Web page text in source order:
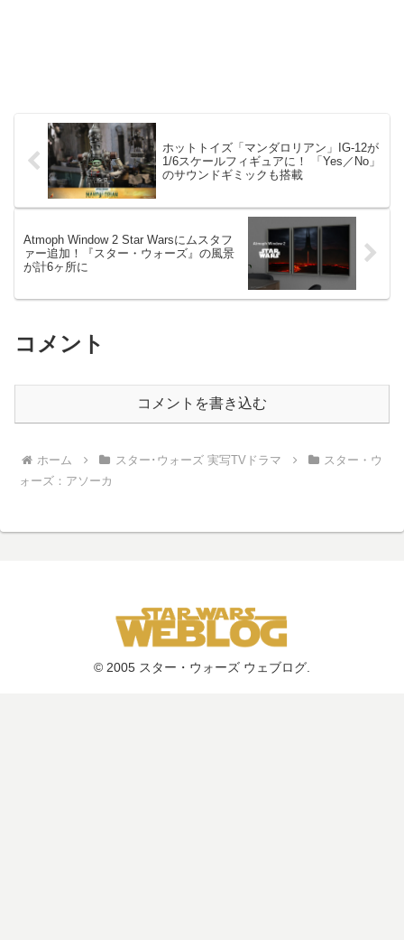
ホットトイズ「マンダロリアン」IG-12が
1/6スケールフィギュアに！ 「Yes／No」
のサウンドギミックも搭載
Atmoph Window 2 Star Warsにムスタフ
ァー追加！『スター・ウォーズ』の風景
が計6ヶ所に
コメント
コメントを書き込む
ホーム スター･ウォーズ 実写TVドラマ
スター・ウ
ォーズ：アソーカ
© 2005 スター・ウォーズ ウェブログ.